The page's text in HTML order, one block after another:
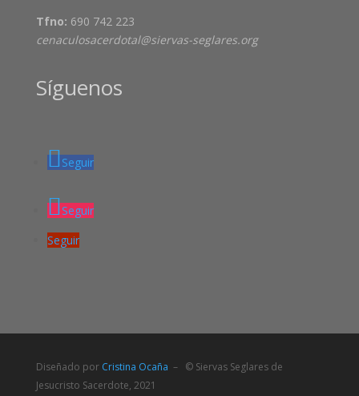
Tfno: 690 742 223
cenaculosacerdotal@siervas-seglares.org
Síguenos
Seguir
Seguir
Seguir
Diseñado por Cristina Ocaña – © Siervas Seglares de
Jesucristo Sacerdote, 2021